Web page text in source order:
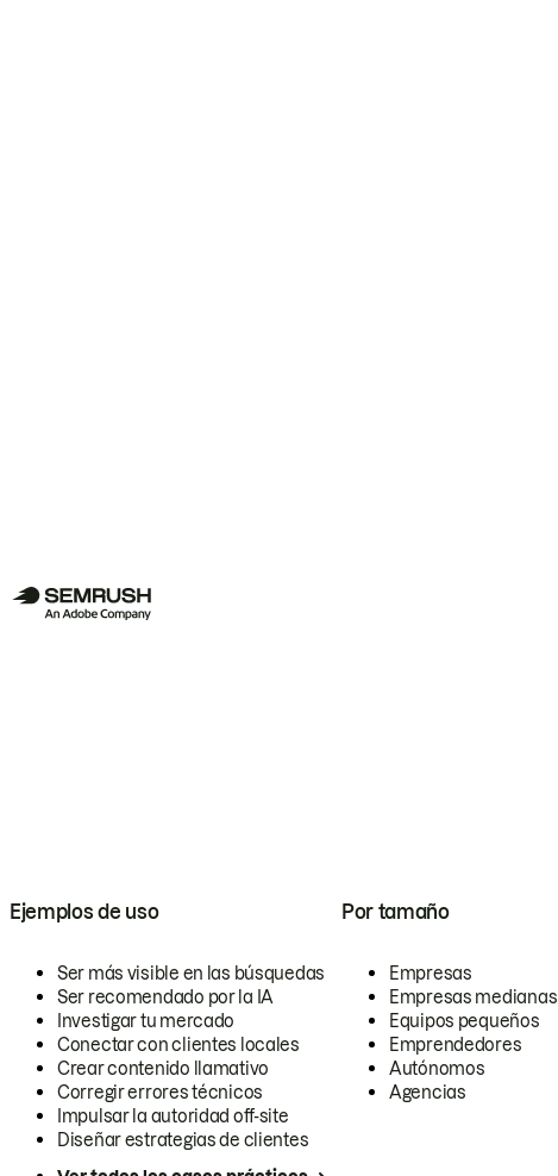
Ejemplos de uso
Ser más visible en las búsquedas
Ser recomendado por la IA
Investigar tu mercado
Conectar con clientes locales
Crear contenido llamativo
Corregir errores técnicos
Impulsar la autoridad off-site
Diseñar estrategias de clientes
Por tamaño
Empresas
Empresas medianas
Equipos pequeños
Emprendedores
Autónomos
Agencias